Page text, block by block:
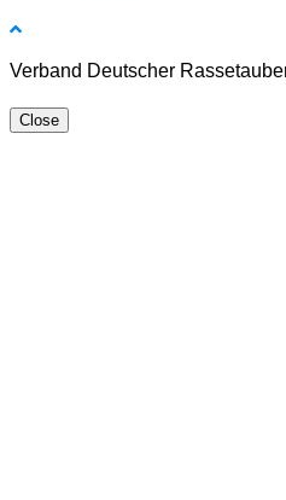
Verband Deutscher
Close